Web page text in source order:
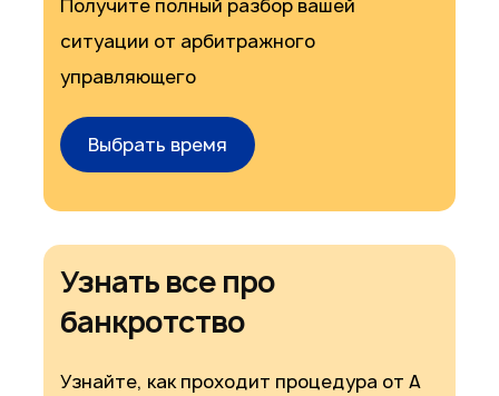
Получите полный разбор вашей
ситуации от арбитражного
управляющего
Выбрать время
Узнать все про
банкротство
Узнайте, как проходит процедура от А